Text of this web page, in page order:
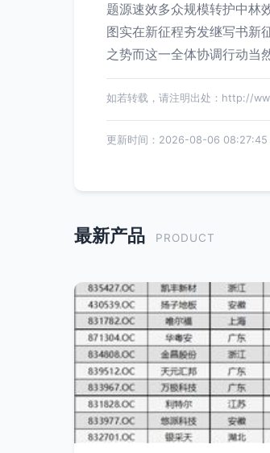
题源速效多众规模转护中林
图实在新征程夯发继写书新
之势而这一全体协调行动当
如若转载，请注明出处：http://
更新时间：2026-08-06 08:27:45
最新产品 PRODUCT